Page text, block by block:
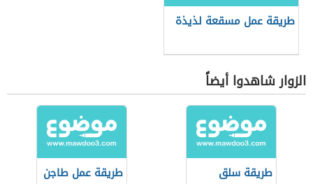
طريقة عمل مسقعة لذيذة
الزوار شاهدوا أيضاً
طريقة سلق
طريقة عمل طاجن